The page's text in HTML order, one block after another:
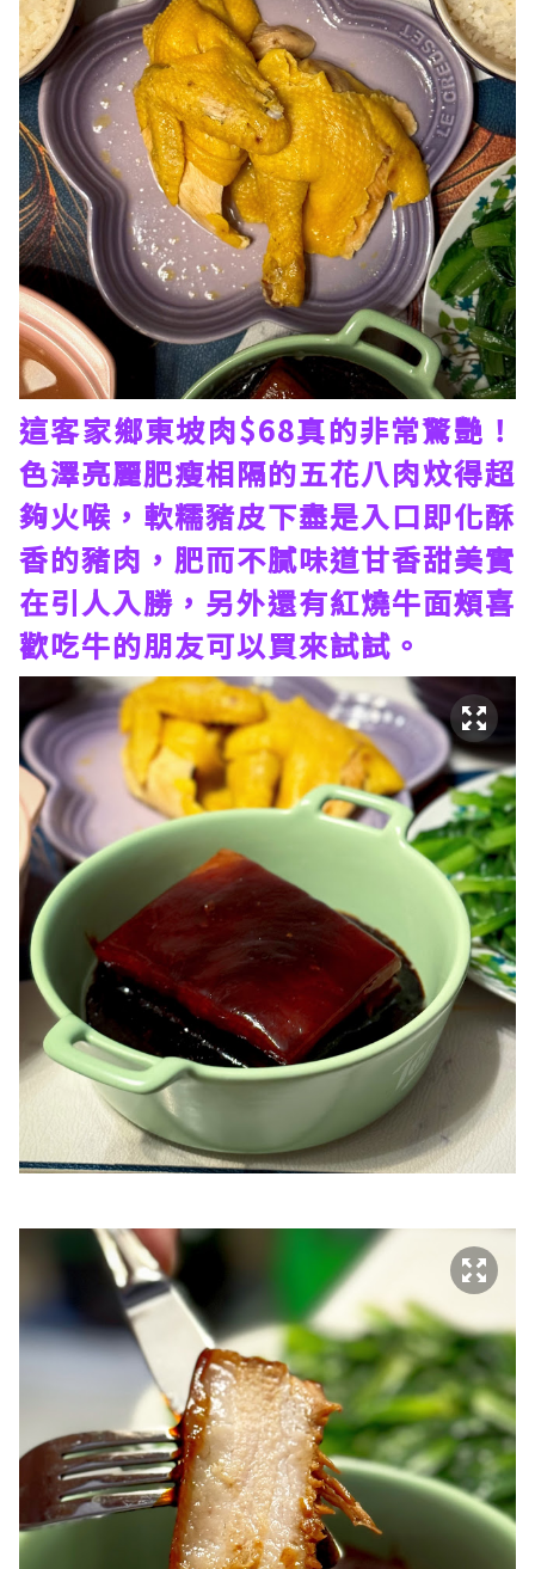
這客家鄉東坡肉$68真的非常驚艷！
色澤亮麗肥瘦相隔的五花八肉炆得超
夠火喉，軟糯豬皮下盡是入口即化酥
香的豬肉，肥而不膩味道甘香甜美實
在引人入勝，另外還有紅燒牛面頰喜
歡吃牛的朋友可以買來試試。